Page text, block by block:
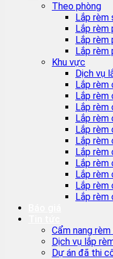
Theo phòng
Lắp rèm
Lắp rèm
Lắp rèm
Lắp rèm
Khu vực
Dịch vụ
Lắp rèm
Lắp rèm
Lắp rèm
Lắp rèm
Lắp rèm
Lắp rèm
Lắp rèm
Lắp
Lắp rèm
Lắp rèm
Lắp rèm
Cẩm nang
Dịch vụ lắp
Dự án đã thi